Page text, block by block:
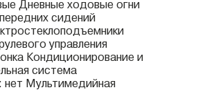
Дневные ходовые огни
сидений
управления
Кондиционирование и
система
нет Мультимедийная